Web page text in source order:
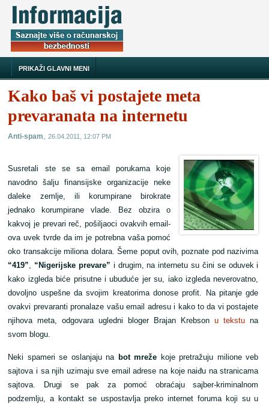
PRIKAŽI GLAVNI MENI
Kako baš vi postajete meta
prevaranata na internetu
Anti-spam,26.04.2011, 12:07 PM
Susretali ste se sa email porukama koje
navodno šalju finansijske organizacije neke
daleke zemlje, ili korumpirane birokrate
jednako korumpirane vlade. Bez obzira o
kakvoj je prevari reč, pošiljaoci ovakvih email-
ova uvek tvrde da im je potrebna vaša pomoć
oko transakcije miliona dolara. Šeme poput ovih, poznate pod nazivima
“419”, “Nigerijske prevare” i drugim, na internetu su čini se oduvek i
kako izgleda biće prisutne i ubuduće jer su, iako izgleda neverovatno,
dovoljno uspešne da svojim kreatorima donose profit. Na pitanje gde
ovakvi prevaranti pronalaze vašu email adresu i kako to da vi postajete
njihova meta, odgovara ugledni bloger Brajan Krebsonu tekstu na
svom blogu.
Neki spameri se oslanjaju na bot mreže koje pretražuju milione veb
sajtova i sa njih uzimaju sve email adrese na koje naiđu na stranicama
sajtova. Drugi se pak za pomoć obraćaju sajber-kriminalnom
podzemlju, a kontakt se uspostavlja preko internet foruma koji su u